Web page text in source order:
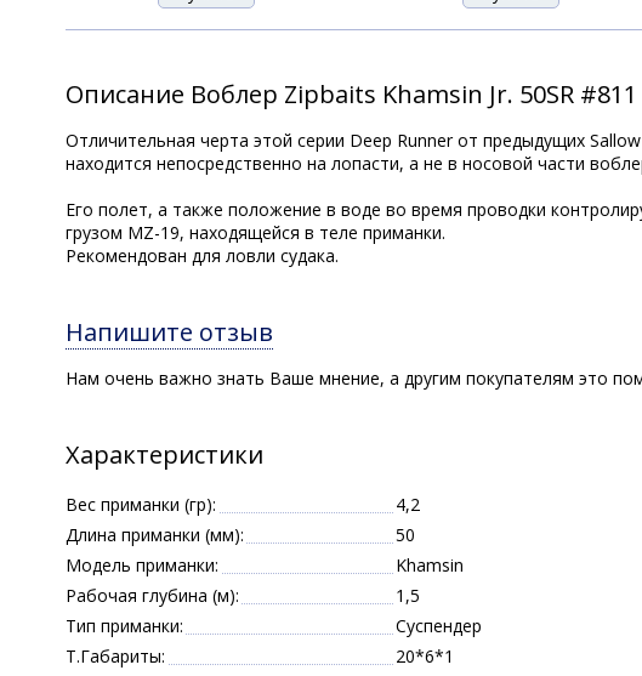
Описание Воблер Zipbaits Khamsin Jr. 50SR #811
Отличительная черта этой серии Deep Runner от предыдущих
находится непосредственно на лопасти, а не в носовой части
Его полет, а также положение в воде во время проводки
грузом MZ-19, находящейся в теле приманки.
Рекомендован для ловли судака.
Напишите отзыв
Нам очень важно знать Ваше мнение, а другим покупателям это
Характеристики
Вес приманки (гр):
4,2
Длина приманки (мм):
50
Модель приманки:
Khamsin
Рабочая глубина (м):
1,5
Тип приманки:
Суспендер
Т.Габариты:
20*6*1